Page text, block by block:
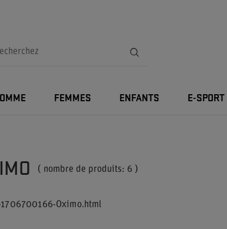
FEMMES ENFANTS E-SPORT
( nombre de produits: 6 )
Oximo.html